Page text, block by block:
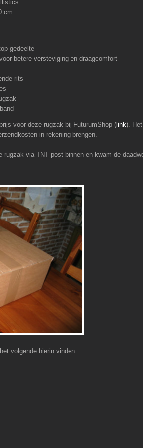
cm
gedeelte
betere versteviging en draagcomfort
rits
voor deze rugzak bij FuturumShop ( link).
in rekening brengen.
rugzak via TNT post binnen en kwam de
volgende hierin vinden: